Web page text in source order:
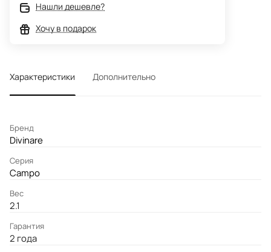
Нашли дешевле?
Хочу в подарок
Характеристики Дополнительно
Бренд
Divinare
Серия
Campo
Вес
2.1
Гарантия
2 года